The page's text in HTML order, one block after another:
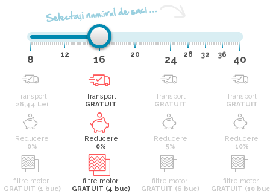
Selectaţi numărul de saci …
8 12 16 20 24 28 32 36 40
Transport
26,44 Lei
Reducere
0%
filtre motor
GRATUIT (1 buc)
Transport
GRATUIT
Reducere
0%
filtre motor
GRATUIT (4 buc)
Transport
GRATUIT
Reducere
5%
filtre motor
GRATUIT (6 buc)
Transport
GRATUIT
Reducere
10%
filtre motor
GRATUIT (10